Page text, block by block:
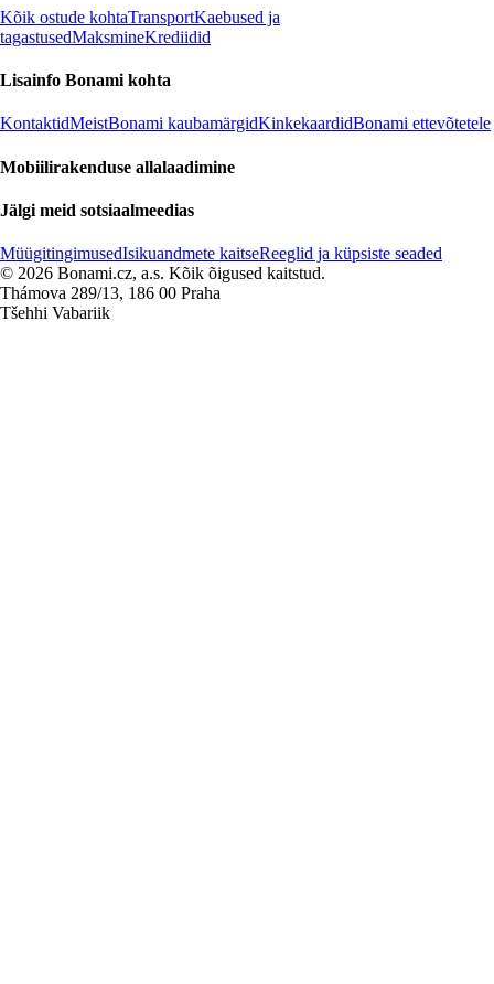
Kõik ostude kohtaTransportKaebused ja
tagastusedMaksmineKrediidid
Lisainfo Bonami kohta
KontaktidMeistBonami kaubamärgidKinkekaardidBonami ettevõtetele
Mobiilirakenduse allalaadimine
Jälgi meid sotsiaalmeedias
MüügitingimusedIsikuandmete kaitseReeglid ja küpsiste seaded
© 2026 Bonami.cz, a.s. Kõik õigused kaitstud.
Thámova 289/13, 186 00 Praha
Tšehhi Vabariik